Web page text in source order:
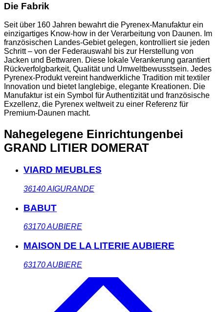
Die Fabrik
Seit über 160 Jahren bewahrt die Pyrenex-Manufaktur ein
einzigartiges Know-how in der Verarbeitung von Daunen. Im
französischen Landes-Gebiet gelegen, kontrolliert sie jeden
Schritt – von der Federauswahl bis zur Herstellung von
Jacken und Bettwaren. Diese lokale Verankerung garantiert
Rückverfolgbarkeit, Qualität und Umweltbewusstsein. Jedes
Pyrenex-Produkt vereint handwerkliche Tradition mit textiler
Innovation und bietet langlebige, elegante Kreationen. Die
Manufaktur ist ein Symbol für Authentizität und französische
Exzellenz, die Pyrenex weltweit zu einer Referenz für
Premium-Daunen macht.
Nahegelegene Einrichtungenbei
GRAND LITIER DOMERAT
VIARD MEUBLES
36140AIGURANDE
BABUT
63170AUBIERE
MAISON DE LA LITERIE AUBIERE
63170AUBIERE